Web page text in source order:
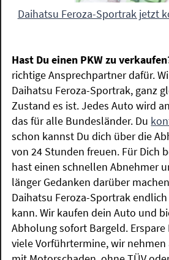
Daihatsu Feroza-Sportrak jetzt
Hast Du einen PKW zu
richtige Ansprechpartner dafür.
Daihatsu Feroza-Sportrak, ganz
Zustand es ist. Jedes Auto wird
das für alle Bundesländer. Du
schon kannst Du dich über die
von 24 Stunden freuen. Für Dich
hast einen schnellen Abnehmer
länger Gedanken darüber
Daihatsu Feroza-Sportrak
kann. Wir kaufen dein Auto und
Abholung sofort Bargeld. Erspare
viele Vorführtermine, wir nehmen